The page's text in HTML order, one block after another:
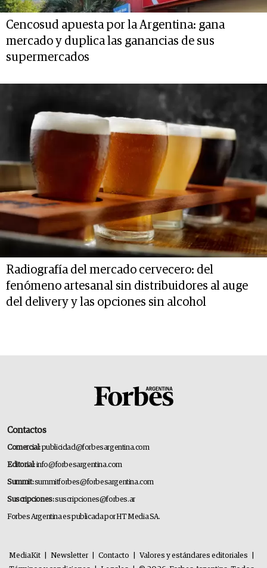
Cencosud apuesta por la Argentina: gana
mercado y duplica las ganancias de sus
supermercados
Radiografía del mercado cervecero: del
fenómeno artesanal sin distribuidores al auge
del delivery y las opciones sin alcohol
Contactos
Comercial:publicidad@forbesargentina.com
Editorial:info@forbesargentina.com
Summit:summitforbes@forbesargentina.com
Suscripciones:suscripciones@forbes.ar
Forbes Argentina es publicada por HT Media SA.
MediaKit Newsletter Contacto Valores y estándares editoriales